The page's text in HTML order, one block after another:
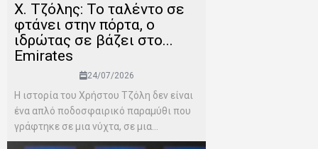
Χ. Τζόλης: Το ταλέντο σε
φτάνει στην πόρτα, ο
ιδρώτας σε βάζει στο...
Emirates
24/07/2026
Η ιστορία του Χρήστου Τζόλη δεν είναι
ένα απλό ποδοσφαιρικό παραμύθι που
γράφτηκε σε μια νύχτα, σε μια...